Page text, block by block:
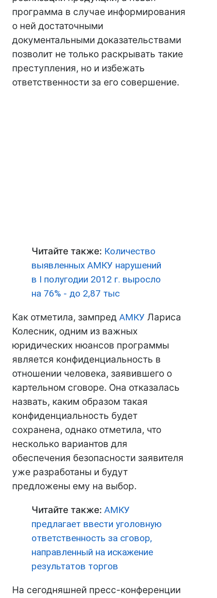
программа в случае информирования
о ней достаточными
документальными доказательствами
позволит не только раскрывать такие
преступления, но и избежать
ответственности за его совершение.
Читайте также: Количество
выявленных АМКУ нарушений
в I полугодии 2012 г. выросло
на 76% - до 2,87 тыс
Как отметила, зампред АМКУ Лариса
Колесник, одним из важных
юридических нюансов программы
является конфиденциальность в
отношении человека, заявившего о
картельном сговоре. Она отказалась
назвать, каким образом такая
конфиденциальность будет
сохранена, однако отметила, что
несколько вариантов для
обеспечения безопасности заявителя
уже разработаны и будут
предложены ему на выбор.
Читайте также: АМКУ
предлагает ввести уголовную
ответственность за сговор,
направленный на искажение
результатов торгов
На сегодняшней пресс-конференции